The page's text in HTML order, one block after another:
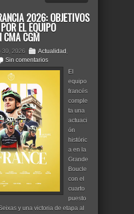
2026: OBJETIVOS
EL EQUIPO
CMA CGM
30, 2026 Actualidad ,
Sin comentarios
El
equipo
francés
comple
ta una
actuaci
ón
históric
a en la
Grande
Boucle
con el
cuarto
puesto
y una victoria de etapa al